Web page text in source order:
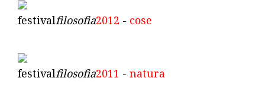
festivalfilosofia2012 - cose
festivalfilosofia2011 - natura